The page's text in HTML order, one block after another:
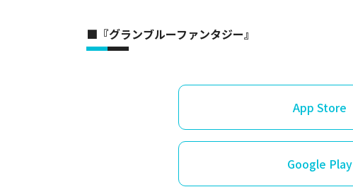
■『グランブルーファンタジー』
App Store
Google Play